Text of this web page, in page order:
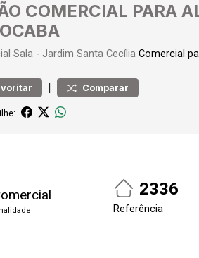
COMERCIAL PARA
Sala - Jardim Santa Cecília Comercial
| Comparar
2336
Referência